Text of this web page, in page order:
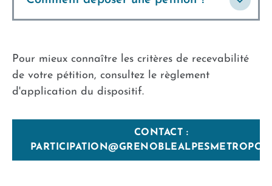
Pour mieux connaître les critères de recevabilité
de votre pétition, consultez le règlement
d'application du dispositif.
CONTACT :